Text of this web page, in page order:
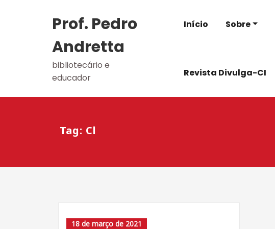
Prof. Pedro
Andretta
bibliotecário e
educador
Início Sobre
Revista Divulga-CI
Tag: Cl
18 de março de 2021